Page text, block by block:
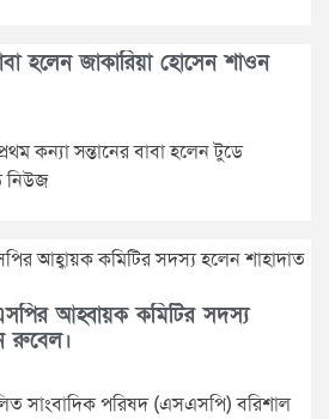
হলেন জাকারিয়া হোসেন শাওন
কন্যা সন্তানের বাবা হলেন টুডে
নিউজ
আহ্বায়ক কমিটির সদস্য
রুবেল।
সাংবাদিক পরিষদ (এসএসপি) বরিশাল